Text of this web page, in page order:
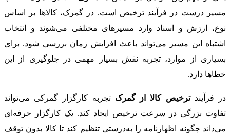
مسیر درست در فرآیند ترخیص است. در گمرک، کالاها بر اساس
نوع، ارزش و اسناد وارد مسیرهای مختلفی می‌شوند و انتخاب
اشتباه این مسیر می‌تواند باعث افزایش زمان بررسی شود. برای
بسیاری از موارد، تجربه نقش بسیار مهمی در جلوگیری از این
خطاها دارد.
در فرآیندترخیص کالا از گمرک تجربه کارگزار گمرکی می‌تواند
تفاوت بزرگی در سرعت ترخیص ایجاد کند. یک کارگزار حرفه‌ای
می‌داند چگونه اظهارنامه را به‌درستی تنظیم کند تا کالا بدون توقف